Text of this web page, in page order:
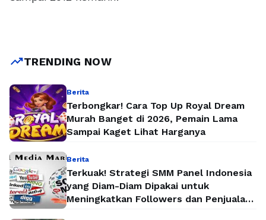
trending_upTRENDING NOW
Berita
Terbongkar! Cara Top Up Royal Dream
Murah Banget di 2026, Pemain Lama
Sampai Kaget Lihat Harganya
Berita
Terkuak! Strategi SMM Panel Indonesia
yang Diam-Diam Dipakai untuk
Meningkatkan Followers dan Penjualan